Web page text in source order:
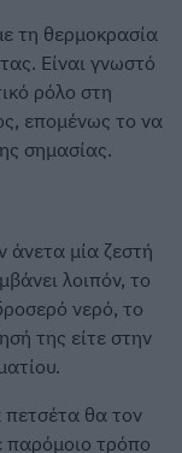
τη θερμοκρασία
Είναι γνωστό
ρόλο στη
επομένως το να
σημασίας.
άνετα μία ζεστή
λοιπόν, το
νερό, το
της είτε στην
θα τον
παρόμοιο τρόπο